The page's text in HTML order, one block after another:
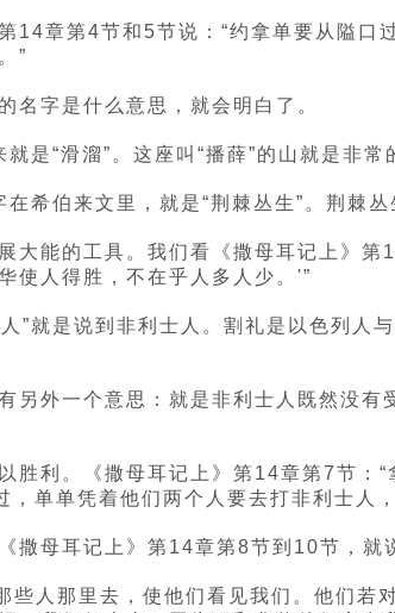
章第4节和5节说：“约拿单要从隘口
”
名字是什么意思，就会明白了。
是“滑溜”。这座叫“播薛”的山就是非常
希伯来文里，就是“荆棘丛生”。荆棘丛
能的工具。我们看《撒母耳记上》第
使人得胜，不在乎人多人少。'”
”就是说到非利士人。割礼是以色列人
外一个意思：就是非利士人既然没
利。《撒母耳记上》第14章第7节：
单单凭着他们两个人要去打非利士人
母耳记上》第14章第8节到10节，就
些人那里去，使他们看见我们。他们